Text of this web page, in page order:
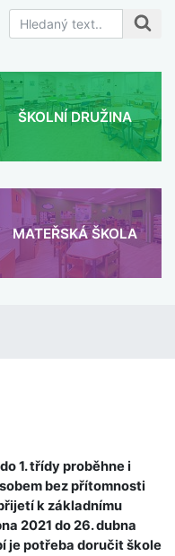
ŠKOLNÍ DRUŽINA
MATEŘSKÁ ŠKOLA
1. třídy proběhne i
bez přítomnosti
k základnímu
2021 do 26. dubna
je potřeba doručit škole